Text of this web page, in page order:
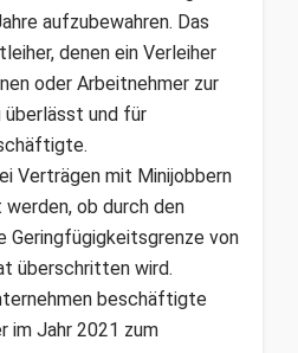
aufzubewahren. Das
denen ein Verleiher
oder Arbeitnehmer zur
und für
Verträgen mit Minijobbern
ob durch den
Geringfügigkeitsgrenze von
überschritten wird.
beschäftigte
im Jahr 2021 zum